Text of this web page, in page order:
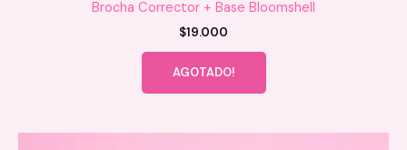
Brocha Corrector + Base Bloomshell
$19.000
AGOTADO!